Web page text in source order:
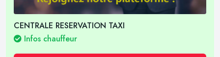
CENTRALE RESERVATION TAXI
Infos chauffeur